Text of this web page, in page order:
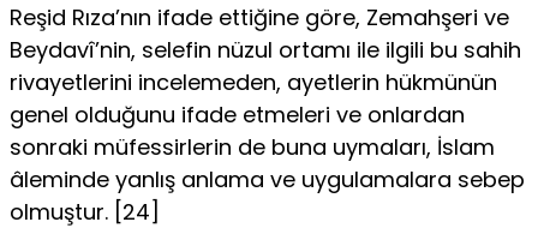
Reşid Rıza’nın ifade ettiğine göre, Zemahşeri ve
Beydavî’nin, selefin nüzul ortamı ile ilgili bu sahih
rivayetlerini incelemeden, ayetlerin hükmünün
genel olduğunu ifade etmeleri ve onlardan
sonraki müfessirlerin de buna uymaları, İslam
âleminde yanlış anlama ve uygulamalara sebep
olmuştur. [24]